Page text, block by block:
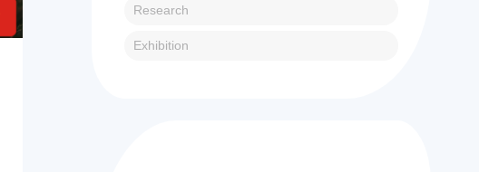
Research
Exhibition